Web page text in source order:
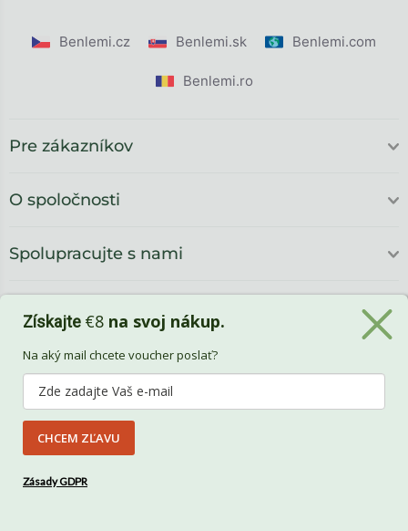
Benlemi.cz Benlemi.sk Benlemi.com
Benlemi.ro
Pre zákazníkov
O spoločnosti
Spolupracujte s nami
Benlemi
Získajte €8 na svoj nákup.
Na aký mail chcete voucher poslať?
CHCEM ZĽAVU
Zásady GDPR